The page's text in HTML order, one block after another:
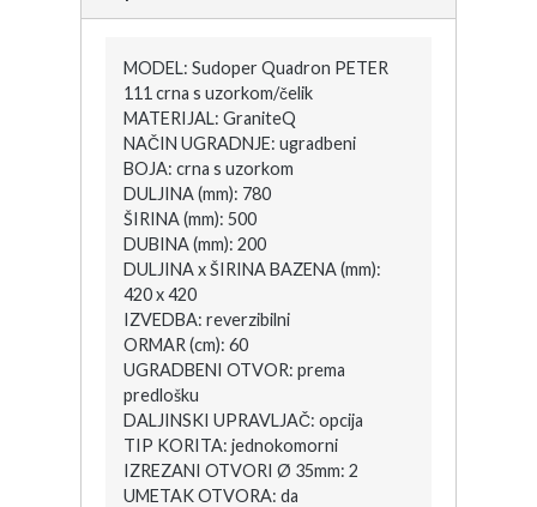
MODEL: Sudoper Quadron PETER
111 crna s uzorkom/čelik
MATERIJAL: GraniteQ
NAČIN UGRADNJE: ugradbeni
BOJA: crna s uzorkom
DULJINA (mm): 780
ŠIRINA (mm): 500
DUBINA (mm): 200
DULJINA x ŠIRINA BAZENA (mm):
420 x 420
IZVEDBA: reverzibilni
ORMAR (cm): 60
UGRADBENI OTVOR: prema
predlošku
DALJINSKI UPRAVLJAČ: opcija
TIP KORITA: jednokomorni
IZREZANI OTVORI Ø 35mm: 2
UMETAK OTVORA: da